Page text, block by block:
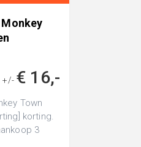
+/- € 16,-
Town
korting.
3